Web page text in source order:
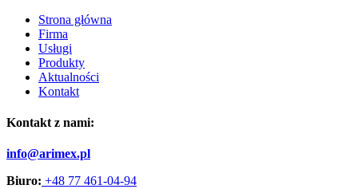
Strona główna
Firma
Usługi
Produkty
Aktualności
Kontakt
Kontakt z nami:
info@arimex.pl
Biuro: +48 77 461-04-94